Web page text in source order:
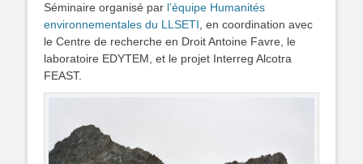
Séminaire organisé par l’équipe Humanités
environnementales du LLSETI , en coordination avec
le Centre de recherche en Droit Antoine Favre, le
laboratoire EDYTEM, et le projet Interreg Alcotra
FEAST.